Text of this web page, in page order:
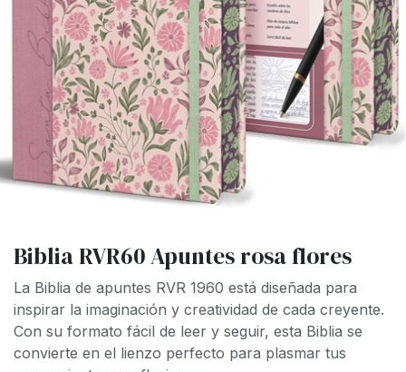
Biblia RVR60 Apuntes rosa flores
La Biblia de apuntes RVR 1960 está diseñada para
inspirar la imaginación y creatividad de cada creyente.
Con su formato fácil de leer y seguir, esta Biblia se
convierte en el lienzo perfecto para plasmar tus